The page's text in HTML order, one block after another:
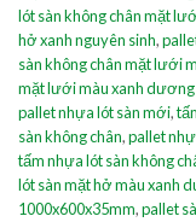
lót sàn không chân mặt
hở xanh nguyên sinh,
sàn không chân mặt lưới
mặt lưới màu xanh
pallet nhựa lót sàn mới,
sàn không chân,pallet
tấm nhựa lót sàn không
lót sàn mặt hở màu xanh
1000x600x35mm,pallet